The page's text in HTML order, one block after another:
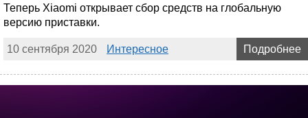
Теперь Xiaomi открывает сбор средств на глобальную
версию приставки.
10 сентября 2020 Интересное Подробнее